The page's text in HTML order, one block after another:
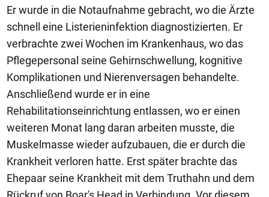
Er wurde in die Notaufnahme gebracht, wo die Ärzte
schnell eine Listerieninfektion diagnostizierten. Er
verbrachte zwei Wochen im Krankenhaus, wo das
Pflegepersonal seine Gehirnschwellung, kognitive
Komplikationen und Nierenversagen behandelte.
Anschließend wurde er in eine
Rehabilitationseinrichtung entlassen, wo er einen
weiteren Monat lang daran arbeiten musste, die
Muskelmasse wieder aufzubauen, die er durch die
Krankheit verloren hatte. Erst später brachte das
Ehepaar seine Krankheit mit dem Truthahn und dem